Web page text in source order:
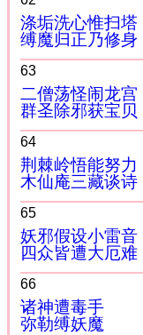
涤垢洗心惟扫塔
缚魔归正乃修身
63
二僧荡怪闹龙宫
群圣除邪获宝贝
64
荆棘岭悟能努力
木仙庵三藏谈诗
65
妖邪假设小雷音
四众皆遭大厄难
66
诸神遭毒手
弥勒缚妖魔